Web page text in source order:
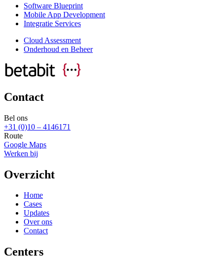
Software Blueprint
Mobile App Development
Integratie Services
Cloud Assessment
Onderhoud en Beheer
Contact
Bel ons
+31 (0)10 – 4146171
Route
Google Maps
Werken bij
Overzicht
Home
Cases
Updates
Over ons
Contact
Centers